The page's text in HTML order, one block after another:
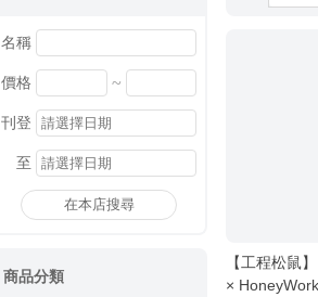
名稱
價格 ~
刊登
至
在本店搜尋
商品分類
【工程松鼠
×